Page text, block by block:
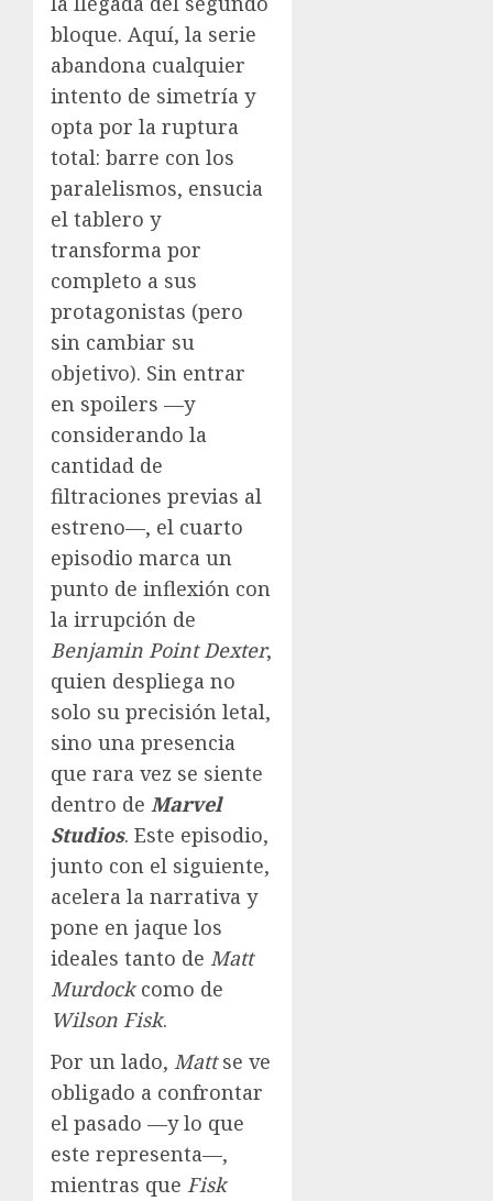
bloque. Aquí, la serie
abandona cualquier
intento de simetría y
opta por la ruptura
total: barre con los
paralelismos, ensucia
el tablero y
transforma por
completo a sus
protagonistas (pero
sin cambiar su
objetivo). Sin entrar
en spoilers —y
considerando la
cantidad de
filtraciones previas al
estreno—, el cuarto
episodio marca un
punto de inflexión con
la irrupción de
Benjamin Point Dexter,
quien despliega no
solo su precisión letal,
sino una presencia
que rara vez se siente
dentro de Marvel
Studios. Este episodio,
junto con el siguiente,
acelera la narrativa y
pone en jaque los
ideales tanto de Matt
Murdockcomo de
Wilson Fisk.
Por un lado, Mattse ve
obligado a confrontar
el pasado —y lo que
este representa—,
mientras que Fisk